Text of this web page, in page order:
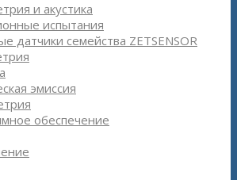
и акустика
испытания
датчики семейства ZETSENSOR
эмиссия
обеспечение